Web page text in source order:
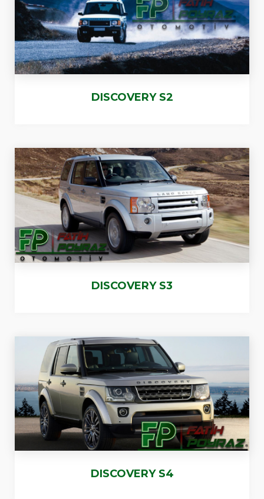
DISCOVERY S2
DISCOVERY S3
DISCOVERY S4